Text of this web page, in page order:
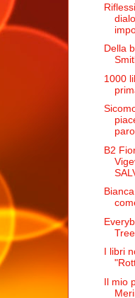
Della
1000
B2
I libri
Il mio